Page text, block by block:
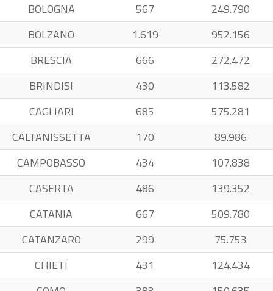
BOLOGNA
567
249.790
BOLZANO
1.619
952.156
BRESCIA
666
272.472
BRINDISI
430
113.582
CAGLIARI
685
575.281
CALTANISSETTA
170
89.986
CAMPOBASSO
434
107.838
CASERTA
486
139.352
CATANIA
667
509.780
CATANZARO
299
75.753
CHIETI
431
124.434